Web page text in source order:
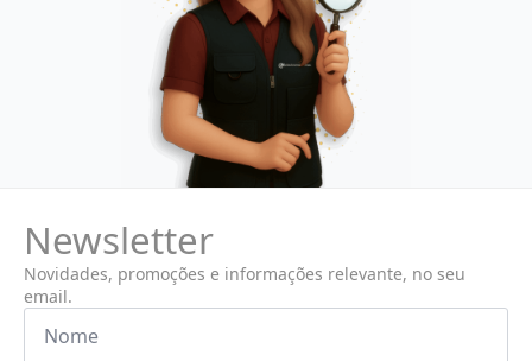
Newsletter
Novidades, promoções e informações relevante, no seu
email.
Nome